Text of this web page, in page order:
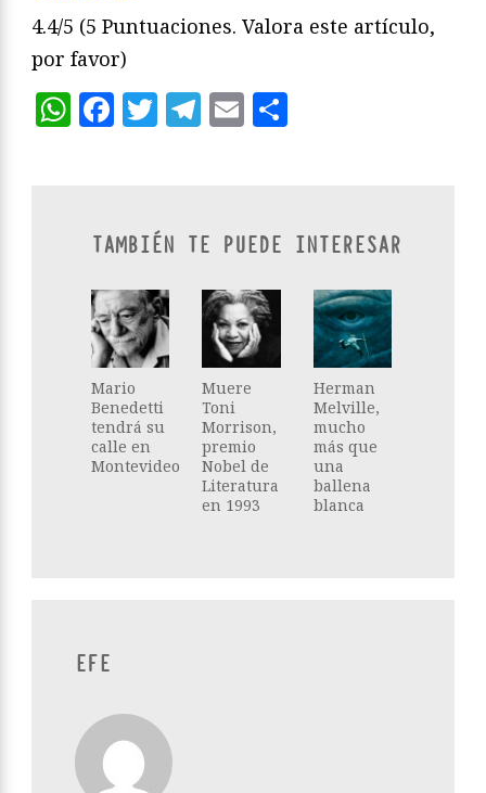
4.4/5 (5 Puntuaciones. Valora este artículo,
por favor)
WhatsApp
Facebook
Twitter
Telegram
Email
TAMBIÉN TE PUEDE INTERESAR
Mario
Benedetti
tendrá su
calle en
Montevideo
Muere
Toni
Morrison,
premio
Nobel de
Literatura
en 1993
Herman
Melville,
mucho
más que
una
ballena
blanca
EFE